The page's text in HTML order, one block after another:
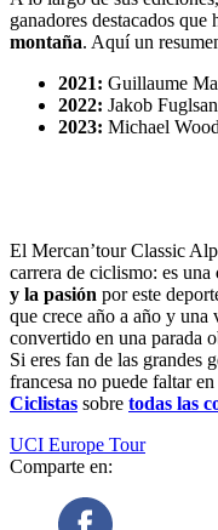
ganadores destacados que
montaña. Aquí un
2021: Guillaume
2022: Jakob
2023: Michael
El Mercan’tour Classic
carrera de ciclismo: es una
y la pasión por este
que crece año a año y una
convertido en una parada
Si eres fan de las grandes
francesa no puede faltar
Ciclistas sobre todas las
UCI Europe Tour
Comparte en: